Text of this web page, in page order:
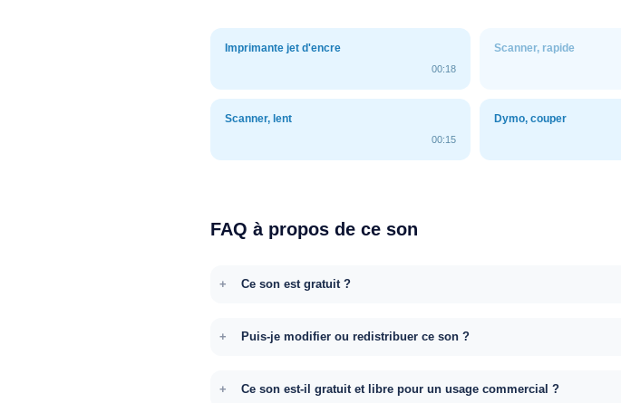
Imprimante jet d'encre
00:18
Scanner, rapide
Scanner, lent
00:15
Dymo, couper
FAQ à propos de ce son
Ce son est gratuit ?
Puis-je modifier ou redistribuer ce son ?
Ce son est-il gratuit et libre pour un usage commercial ?